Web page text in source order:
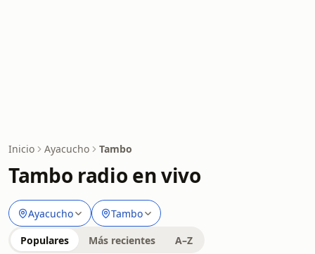
Inicio Ayacucho Tambo
Tambo radio en vivo
Ayacucho Tambo
Populares Más recientes A–Z